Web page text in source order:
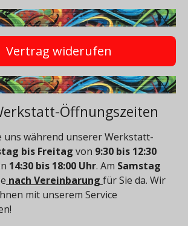
Vertrag widerufen
Öffnungszeiten
uns während unserer Werkstatt-
bis Freitag von 9:30 bis 12:30
14:30 bis 18:00 Uhr. Am Samstag
nach Vereinbarung für Sie da. Wir
mit unserem Service